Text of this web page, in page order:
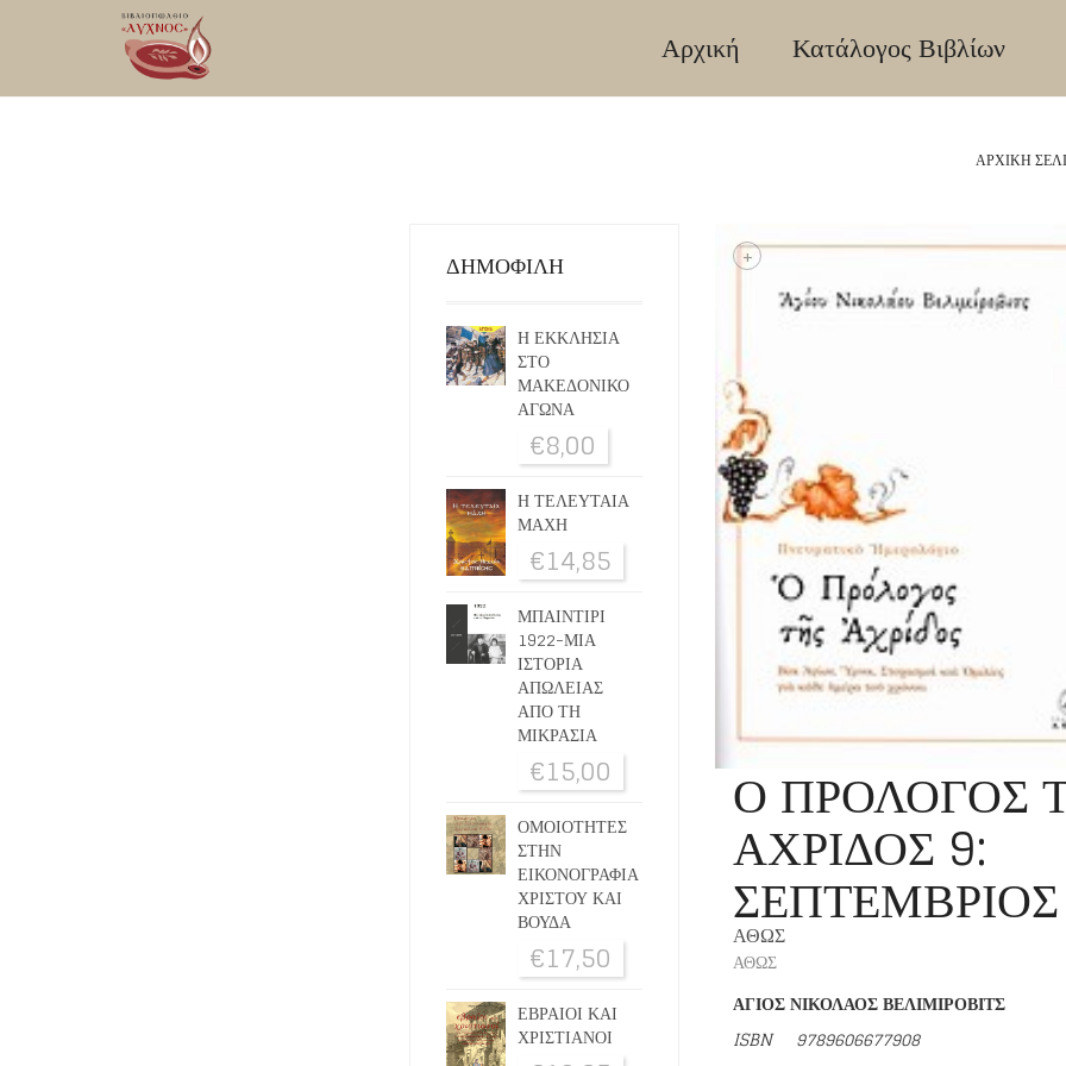
Αρχική Κατάλογος Βιβλίων
ΑΡΧΙΚΉ
+
Ο ΠΡΟΛΟΓΟΣ
ΑΧΡΙΔΟΣ 9:
ΣΕΠΤΕΜΒΡΙΟΣ
ΑΘΩΣ
ΑΘΩΣ
ΑΓΙΟΣ ΝΙΚΟΛΑΟΣ ΒΕΛΙΜΙΡΟΒΙΤΣ
ISBN
9789606677908
ΔΗΜΟΦΙΛΗ
Η ΕΚΚΛΗΣΙΑ
ΣΤΟ
ΜΑΚΕΔΟΝΙΚΟ
ΑΓΩΝΑ
€8,00
Η ΤΕΛΕΥΤΑΙΑ
ΜΑΧΗ
€14,85
ΜΠΑΙΝΤΙΡΙ
1922-ΜΙΑ
ΙΣΤΟΡΙΑ
ΑΠΩΛΕΙΑΣ
ΑΠΟ ΤΗ
ΜΙΚΡΑΣΙΑ
€15,00
ΟΜΟΙΟΤΗΤΕΣ
ΣΤΗΝ
ΕΙΚΟΝΟΓΡΑΦΙΑ
ΧΡΙΣΤΟΥ ΚΑΙ
ΒΟΥΔΑ
€17,50
ΕΒΡΑΙΟΙ ΚΑΙ
ΧΡΙΣΤΙΑΝΟΙ